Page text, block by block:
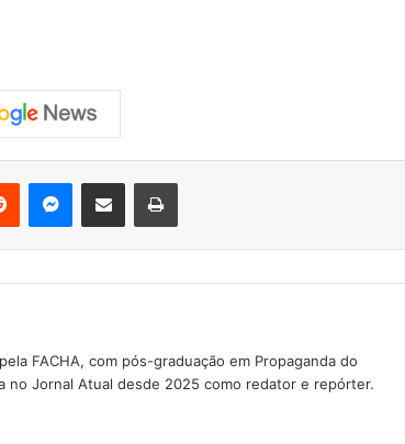
FACHA, com pós-graduação em Propaganda do
no Jornal Atual desde 2025 como redator e repórter.